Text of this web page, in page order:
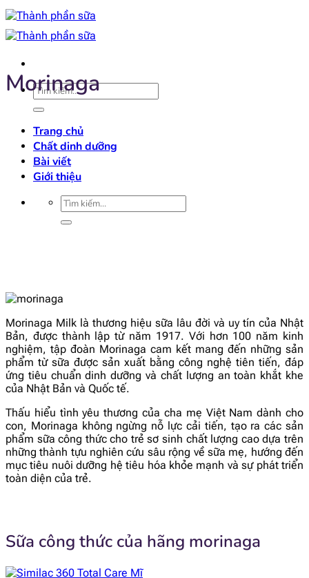
Bỏ
qua
nội
Tìm
kiếm:
Trang chủ
Chất dinh dưỡng
Bài viết
Giới thiệu
Tìm
kiếm:
Morinaga
Morinaga Milk là thương hiệu sữa lâu đời và uy tín của Nhật
Bản, được thành lập từ năm 1917. Với hơn 100 năm kinh
nghiệm, tập đoàn Morinaga cam kết mang đến những sản
phẩm từ sữa được sản xuất bằng công nghệ tiên tiến, đáp
ứng tiêu chuẩn dinh dưỡng và chất lượng an toàn khắt khe
của Nhật Bản và Quốc tế.
Thấu hiểu tình yêu thương của cha mẹ Việt Nam dành cho
con, Morinaga không ngừng nỗ lực cải tiến, tạo ra các sản
phẩm sữa công thức cho trẻ sơ sinh chất lượng cao dựa trên
những thành tựu nghiên cứu sâu rộng về sữa mẹ, hướng đến
mục tiêu nuôi dưỡng hệ tiêu hóa khỏe mạnh và sự phát triển
toàn diện của trẻ.
Sữa công thức của hãng morinaga